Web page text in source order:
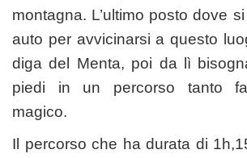
montagna. L’ultimo posto dove
auto per avvicinarsi a questo
diga del Menta, poi da lì
piedi in un percorso tanto
magico.
Il percorso che ha durata di